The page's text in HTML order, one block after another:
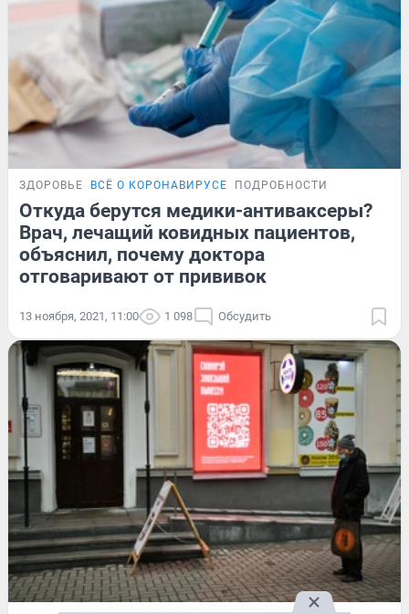
ЗДОРОВЬЕ ВСЁ О КОРОНАВИРУСЕ ПОДРОБНОСТИ
Откуда берутся медики-антиваксеры?
Врач, лечащий ковидных пациентов,
объяснил, почему доктора
отговаривают от прививок
13 ноября, 2021, 11:00 1 098 Обсудить